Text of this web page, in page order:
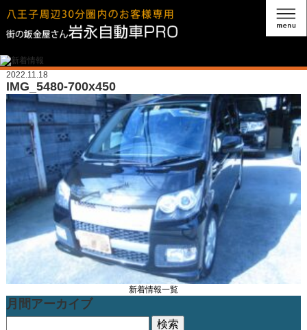
2022.11.18
IMG_5480-700x450
新着情報一覧
月間アーカイブ
検